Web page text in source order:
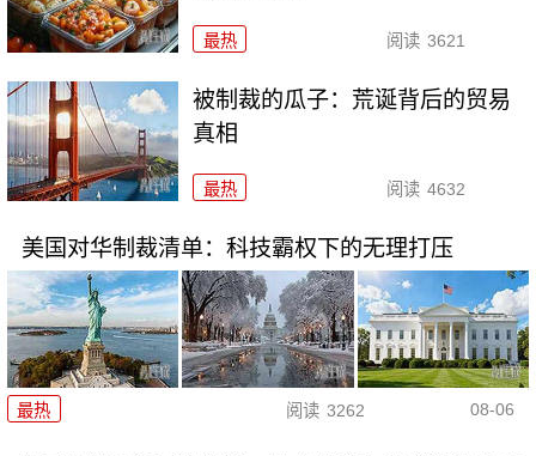
最热 阅读 3621
被制裁的瓜子：荒诞背后的贸易
真相
最热 阅读 4632
美国对华制裁清单：科技霸权下的无理打压
最热 阅读 3262 08-06